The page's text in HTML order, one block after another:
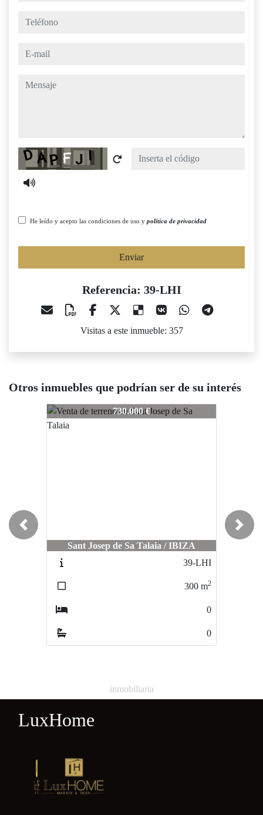
teléfono
e-mail
mensaje
Captcha
He leído y acepto las condiciones de uso y política de privacidad
Enviar
Referencia: 39-LHI
Visitas a este inmueble: 357
Otros inmuebles que podrían ser de su interés
39-LHI
730.000 €
Sant Josep de Sa Talaia / IBIZA
39-LHI
300m2
39-LHI 850.000 €
Ibiza / IBIZA
Previous Next
inmobiliaria
LuxHome